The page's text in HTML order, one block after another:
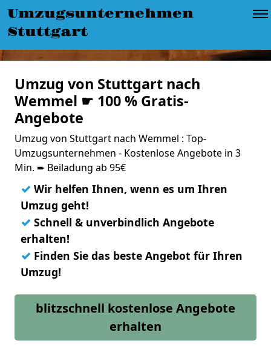
Umzugsunternehmen
Stuttgart
Umzug von Stuttgart nach
Wemmel ☛ 100 % Gratis-
Angebote
Umzug von Stuttgart nach Wemmel : Top-
Umzugsunternehmen - Kostenlose Angebote in 3
Min. ➨ Beiladung ab 95€
✓ Wir helfen Ihnen, wenn es um Ihren
Umzug geht!
✓ Schnell & unverbindlich Angebote
erhalten!
✓ Finden Sie das beste Angebot für Ihren
Umzug!
blitzschnell kostenlose Angebote
erhalten